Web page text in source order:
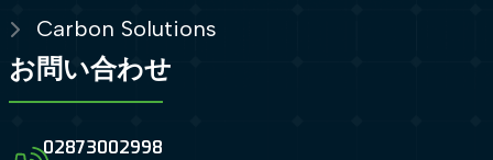
Carbon Solutions
お問い合わせ
02873002998